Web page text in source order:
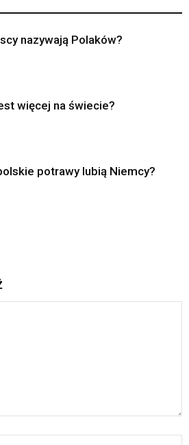
nazywają Polaków?
więcej na świecie?
potrawy lubią Niemcy?